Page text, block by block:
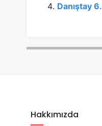
Danıştay
Hakkımızda